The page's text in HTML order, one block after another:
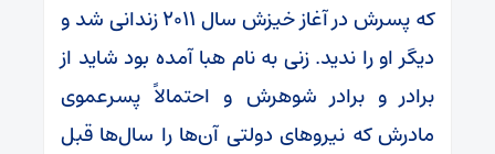
که پسرش در آغاز خیزش سال ۲۰۱۱ زندانی شد و
دیگر او را ندید. زنی به نام هبا آمده بود شاید از
برادر و برادر شوهرش و احتمالاً پسرعموی
مادرش که نیروهای دولتی آن‌ها را سال‌ها قبل